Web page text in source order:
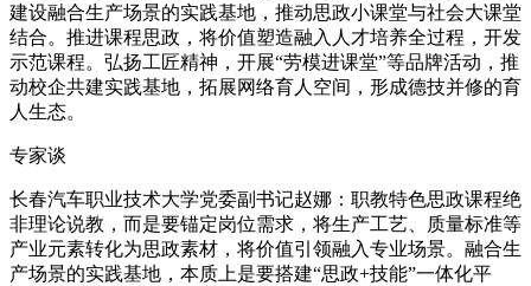
建设融合生产场景的实践基地，推动思政小课堂与社会大课堂
结合。推进课程思政，将价值塑造融入人才培养全过程，开发
示范课程。弘扬工匠精神，开展“劳模进课堂”等品牌活动，推
动校企共建实践基地，拓展网络育人空间，形成德技并修的育
人生态。
专家谈
长春汽车职业技术大学党委副书记赵娜：职教特色思政课程绝
非理论说教，而是要锚定岗位需求，将生产工艺、质量标准等
产业元素转化为思政素材，将价值引领融入专业场景。融合生
产场景的实践基地，本质上是要搭建“思政+技能”一体化平